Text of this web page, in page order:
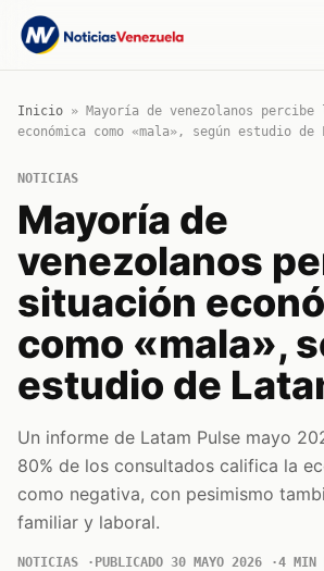
Inicio » Mayoría de venezolanos
económica como «mala», según estudio de
NOTICIAS
Mayoría de
venezolanos
situación
como «mala»,
estudio de
Un informe de Latam Pulse mayo
80% de los consultados califica la
como negativa, con pesimismo
familiar y laboral.
NOTICIAS PUBLICADO 30 MAYO 2026
4 MIN